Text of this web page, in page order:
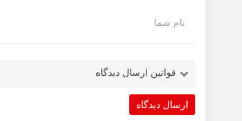
نام شما
قوانین ارسال دیدگاه